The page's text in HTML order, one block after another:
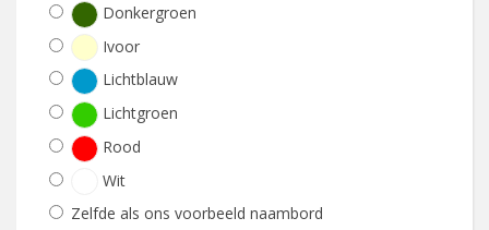
Donkergroen
Ivoor
Lichtblauw
Lichtgroen
Rood
Wit
Zelfde als ons voorbeeld naambord